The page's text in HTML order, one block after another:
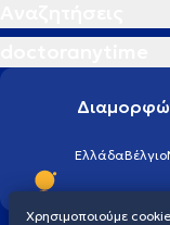
ΕλλάδαΒέλγιο
Χρησιμοποιούμε